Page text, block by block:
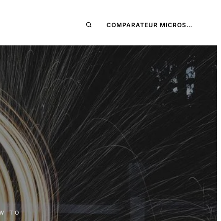
COMPARATEUR MICROS…
TO